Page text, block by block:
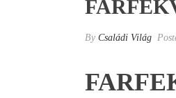
By Családi Világ